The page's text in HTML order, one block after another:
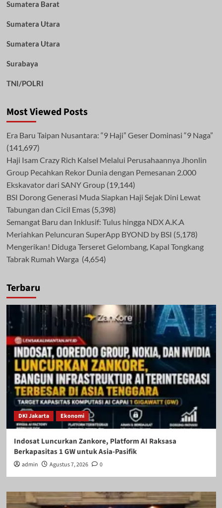
Sumatera Barat
Sumatera Utara
Sumatera Utara
Surabaya
TNI/POLRI
Most Viewed Posts
Era Baru Taipan Nusantara: “9 Haji” Geser Dominasi “9 Naga”
(141,697)
Haji Isam Crazy Rich Kalsel Melalui Perusahaannya Jhonlin
Group Pecahkan Rekor Dunia dengan Pemesanan 2.000
Ekskavator dari SANY Group (19,144)
BSI Dorong Generasi Muda Siapkan Haji Sejak Dini Lewat
Tabungan dan Cicil Emas (5,398)
Semangat Baru dan Inklusif: Tulus hingga NDX A.K.A
Meriahkan Peluncuran SuperApp BYOND by BSI (5,178)
Mengerikan! Diduga Terseret Gelombang, Kapal Tongkang
Tabrak Rumah Warga (4,654)
Terbaru
DKI Jakarta Ekonomi
Indosat Luncurkan Zankore, Platform AI Raksasa
Berkapasitas 1 GW untuk Asia-Pasifik
admin Agustus 7, 2026 0